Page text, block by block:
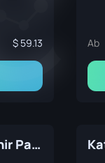
59.13 Ab
Rio 2022 Mirage Souvenir Package